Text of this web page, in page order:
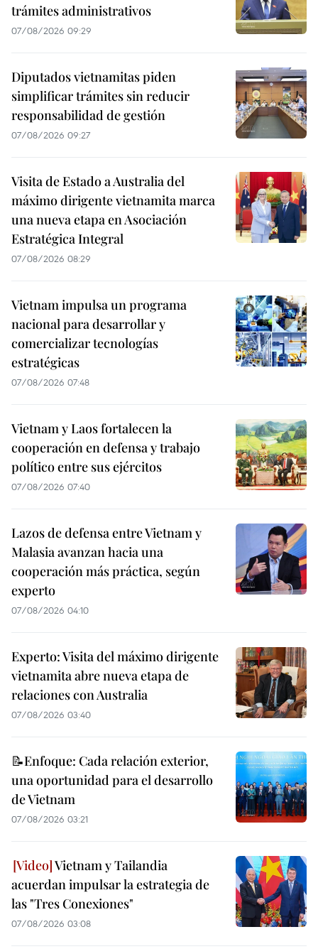
trámites administrativos
07/08/2026 09:29
Diputados vietnamitas piden
simplificar trámites sin reducir
responsabilidad de gestión
07/08/2026 09:27
Visita de Estado a Australia del
máximo dirigente vietnamita marca
una nueva etapa en Asociación
Estratégica Integral
07/08/2026 08:29
Vietnam impulsa un programa
nacional para desarrollar y
comercializar tecnologías
estratégicas
07/08/2026 07:48
Vietnam y Laos fortalecen la
cooperación en defensa y trabajo
político entre sus ejércitos
07/08/2026 07:40
Lazos de defensa entre Vietnam y
Malasia avanzan hacia una
cooperación más práctica, según
experto
07/08/2026 04:10
Experto: Visita del máximo dirigente
vietnamita abre nueva etapa de
relaciones con Australia
07/08/2026 03:40
📝Enfoque: Cada relación exterior,
una oportunidad para el desarrollo
de Vietnam
07/08/2026 03:21
Vietnam y Tailandia
acuerdan impulsar la estrategia de
las "Tres Conexiones"
07/08/2026 03:08